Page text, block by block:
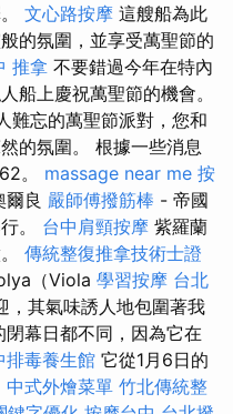
文心路按摩 這艘船為此
的氛圍，並享受萬聖節的
推拿 不要錯過今年在特內
船上慶祝萬聖節的機會。
難忘的萬聖節派對，您和
的氛圍。 根據一些消息
。 massage near me 按
良 嚴師傅撥筋棒 - 帝國
。 台中肩頸按摩 紫羅蘭
傳統整復推拿技術士證
（Viola 學習按摩 台北
，其氣味誘人地包圍著我
幕日都不同，因為它在
排毒養生館 它從1月6日的
中式外燴菜單 竹北傳統整